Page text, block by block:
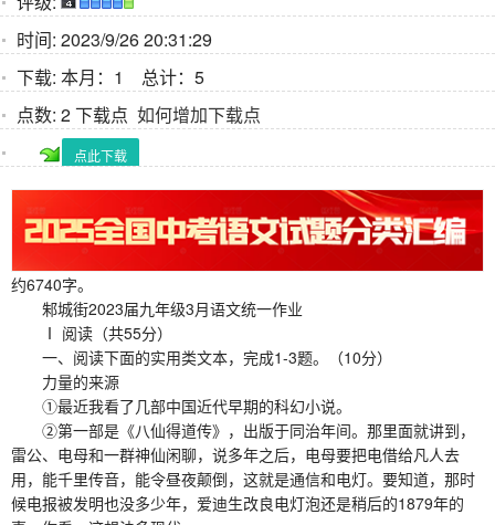
时间: 2023/9/26 20:31:29
下载: 本月：1 总计：5
点数: 2 下载点 如何增加下载点
点此下载
约6740字。
邾城街2023届九年级3月语文统一作业
Ⅰ 阅读（共55分）
一、阅读下面的实用类文本，完成1-3题。（10分）
力量的来源
①最近我看了几部中国近代早期的科幻小说。
②第一部是《八仙得道传》，出版于同治年间。那里面就讲到，
雷公、电母和一群神仙闲聊，说多年之后，电母要把电借给凡人去
用，能千里传音，能令昼夜颠倒，这就是通信和电灯。要知道，那时
候电报被发明也没多少年，爱迪生改良电灯泡还是稍后的1879年的